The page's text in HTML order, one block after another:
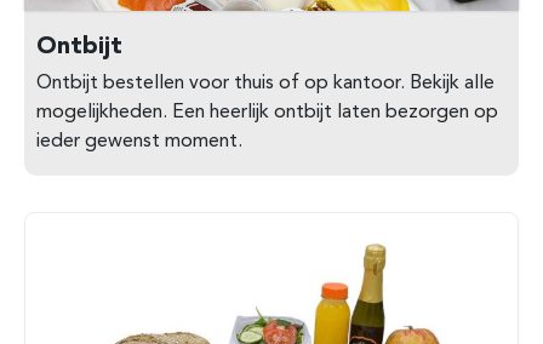
Ontbijt
Ontbijt bestellen voor thuis of op kantoor. Bekijk alle
mogelijkheden. Een heerlijk ontbijt laten bezorgen op
ieder gewenst moment.